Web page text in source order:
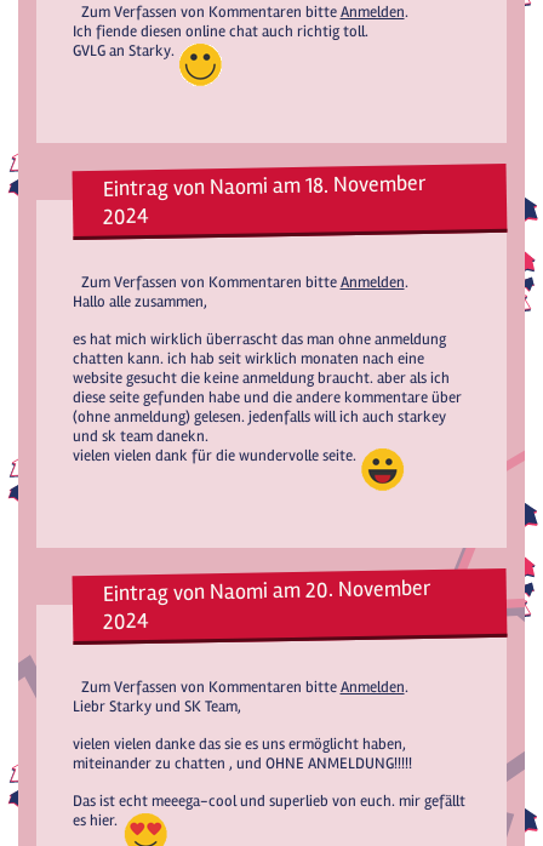
Zum Verfassen von Kommentaren bitteAnmelden.
Ich fiende diesen online chat auch richtig toll.
GVLG an Starky.
Eintrag von Naomi am 18. November
2024
Zum Verfassen von Kommentaren bitteAnmelden.
Hallo alle zusammen,
es hat mich wirklich überrascht das man ohne anmeldung
chatten kann. ich hab seit wirklich monaten nach eine
website gesucht die keine anmeldung braucht. aber als ich
diese seite gefunden habe und die andere kommentare über
(ohne anmeldung) gelesen. jedenfalls will ich auch starkey
und sk team danekn.
vielen vielen dank für die wundervolle seite.
Eintrag von Naomi am 20. November
2024
Zum Verfassen von Kommentaren bitteAnmelden.
Liebr Starky und SK Team,
vielen vielen danke das sie es uns ermöglicht haben,
miteinander zu chatten , und OHNE ANMELDUNG!!!!!
Das ist echt meeega-cool und superlieb von euch. mir gefällt
es hier.